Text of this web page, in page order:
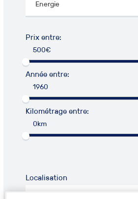
Prix entre:
500€
Année entre:
1960
Kilométrage entre:
0km
Localisation